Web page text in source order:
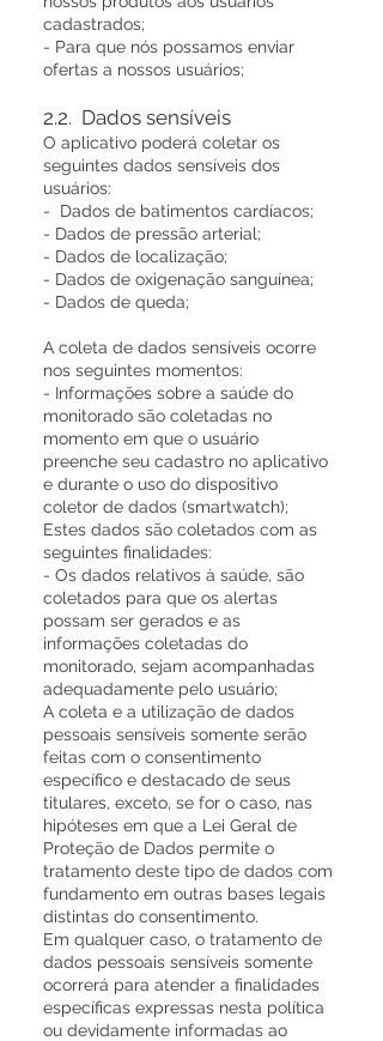
cadastrados;
- Para que nós possamos enviar
ofertas a nossos usuários;
2.2. Dados sensíveis
O aplicativo poderá coletar os
seguintes dados sensíveis dos
usuários:
- Dados de batimentos cardíacos;
- Dados de pressão arterial;
- Dados de localização;
- Dados de oxigenação sanguínea;
- Dados de queda;
A coleta de dados sensíveis ocorre
nos seguintes momentos:
- Informações sobre a saúde do
monitorado são coletadas no
momento em que o usuário
preenche seu cadastro no aplicativo
e durante o uso do dispositivo
coletor de dados (smartwatch);
Estes dados são coletados com as
seguintes finalidades:
- Os dados relativos à saúde, são
coletados para que os alertas
possam ser gerados e as
informações coletadas do
monitorado, sejam acompanhadas
adequadamente pelo usuário;
A coleta e a utilização de dados
pessoais sensíveis somente serão
feitas com o consentimento
específico e destacado de seus
titulares, exceto, se for o caso, nas
hipóteses em que a Lei Geral de
Proteção de Dados permite o
tratamento deste tipo de dados com
fundamento em outras bases legais
distintas do consentimento.
Em qualquer caso, o tratamento de
dados pessoais sensíveis somente
ocorrerá para atender a finalidades
específicas expressas nesta política
ou devidamente informadas ao